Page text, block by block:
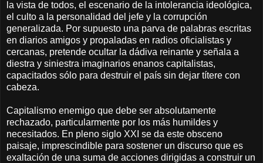
la vista de todos, el escenario de la intolerancia ideológica,
el culto a la personalidad del jefe y la corrupción
generalizada. Por supuesto una parva de palabras escritas
en diarios amigos y propaladas en radios oficialistas y
cercanas, pretende ocultar la dádiva reinante y señala a
diestra y siniestra imaginarios enanos capitalistas,
capacitados sólo para destruir el país sin dejar títere con
cabeza.
Capitalismo enemigo que debe ser absolutamente
rechazado, particularmente por los más humildes y
necesitados. En pleno siglo XXI se da este obsceno
paisaje, imprescindible para sostener un discurso que es
exaltación de una suma de acciones dirigidas a construir un